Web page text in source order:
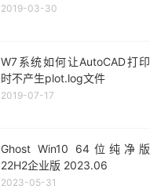
2019-03-30
W7系统如何让AutoCAD打印
时不产生plot.log文件
2019-07-17
Ghost Win10 64位纯净版
22H2企业版 2023.06
2023-05-31